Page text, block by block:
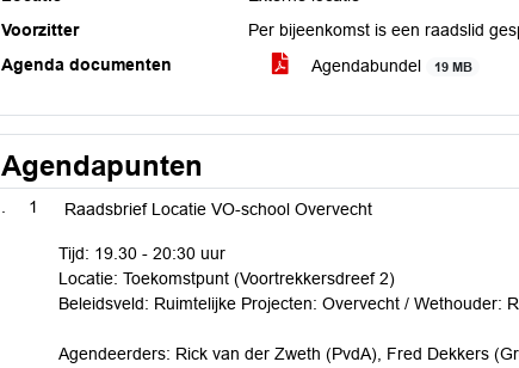
Voorzitter
Per bijeenkomst is een raadslid
Agenda documenten
Agendabundel 19 MB
Agendapunten
1 Raadsbrief Locatie VO-school Overvecht
Tijd: 19.30 - 20:30 uur
Locatie: Toekomstpunt (Voortrekkersdreef 2)
Beleidsveld: Ruimtelijke Projecten: Overvecht / Wethouder:
Agendeerders: Rick van der Zweth (PvdA), Fred Dekkers